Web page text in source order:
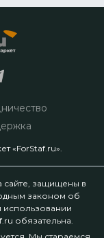
«ForStaf.ru».
сайте, защищены в
законом об
использовании
обязательна.